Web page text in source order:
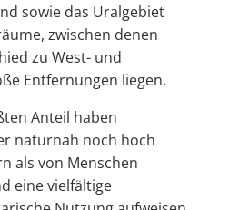
sowie das Uralgebiet
zwischen denen
zu West- und
Entfernungen liegen.
Anteil haben
naturnah noch hoch
als von Menschen
eine vielfältige